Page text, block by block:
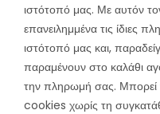
ιστότοπό μας. Με αυτόν
επανειλημμένα τις ίδιες
ιστότοπό μας και,
παραμένουν στο καλάθι
την πληρωμή σας. Μπορεί
cookies χωρίς τη